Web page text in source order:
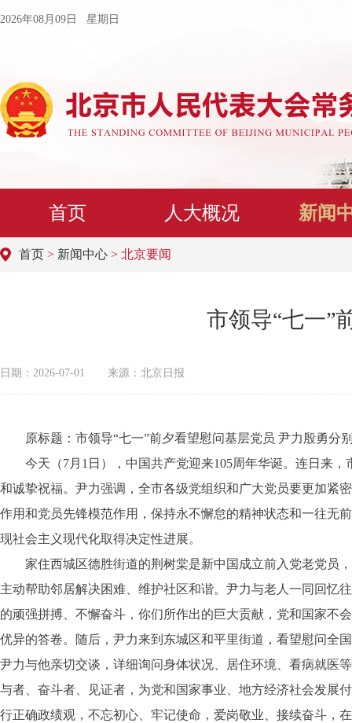
2026年08月09日 星期日
首页 人大概况 新闻
首页 > 新闻中心 > 北京要闻
市领导“七一”
日期：2026-07-01 来源：北京日报
原标题：市领导“七一”前夕看望慰问基层党员 尹力殷勇分
今天（7月1日），中国共产党迎来105周年华诞。连日来，
和诚挚祝福。尹力强调，全市各级党组织和广大党员要更加紧
作用和党员先锋模范作用，保持永不懈怠的精神状态和一往无
现社会主义现代化取得决定性进展。
家住西城区德胜街道的荆树棠是新中国成立前入党老党员，
主动帮助邻居解决困难、维护社区和谐。尹力与老人一同回忆
的顽强拼搏、不懈奋斗，你们所作出的巨大贡献，党和国家不
优异的答卷。随后，尹力来到东城区和平里街道，看望慰问全
尹力与他亲切交谈，详细询问身体状况、居住环境、看病就医
与者、奋斗者、见证者，为党和国家事业、地方经济社会发展
行正确政绩观，不忘初心、牢记使命，爱岗敬业、接续奋斗，